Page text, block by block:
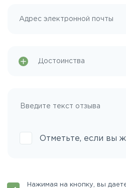
Отметьте, если вы
Нажимая на кнопку, вы